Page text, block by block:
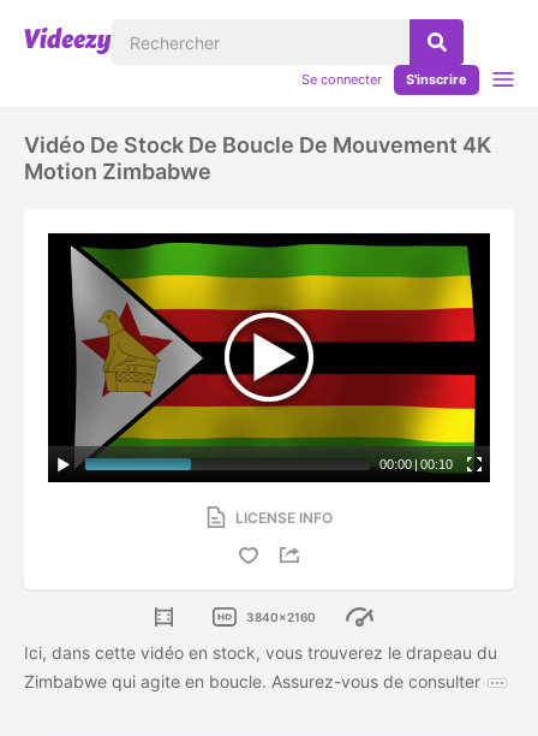
Se connecter S'inscrire
Vidéo De Stock De Boucle De Mouvement 4K
Motion Zimbabwe
00:00 | 00:10
LICENSE INFO
3840x2160
Ici, dans cette vidéo en stock, vous trouverez le drapeau du
Zimbabwe qui agite en boucle. Assurez-vous de consulter